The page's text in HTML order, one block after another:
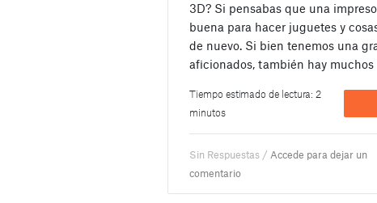
3D? Si pensabas que una
buena para hacer juguetes y
de nuevo. Si bien tenemos una
aficionados, también hay
Tiempo estimado de lectura: 2
minutos
Sin Respuestas / Accede para dejar un
comentario